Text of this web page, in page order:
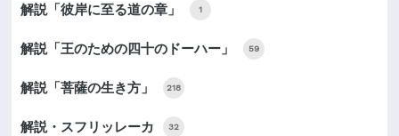
解説「彼岸に至る道の章」 1
解説「王のための四十のドーハー」 59
解説「菩薩の生き方」 218
解説・スフリッレーカ 32